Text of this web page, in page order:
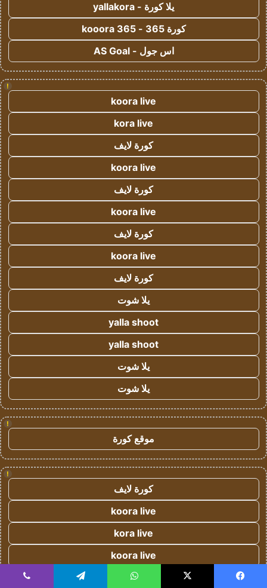
يلا كورة - yallakora
كورة 365 - kooora 365
اس جول - AS Goal
!
koora live
kora live
كورة لايف
koora live
كورة لايف
koora live
كورة لايف
koora live
كورة لايف
يلا شوت
yalla shoot
yalla shoot
يلا شوت
يلا شوت
!
موقع كورة
!
كورة لايف
koora live
kora live
koora live
koora live